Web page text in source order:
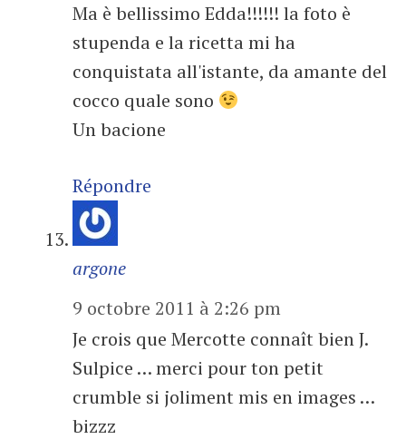
Ma è bellissimo Edda!!!!!! la foto è
stupenda e la ricetta mi ha
conquistata all'istante, da amante del
cocco quale sono
Un bacione
Répondre
argone
9 octobre 2011 à 2:26 pm
Je crois que Mercotte connaît bien J.
Sulpice … merci pour ton petit
crumble si joliment mis en images …
bizzz